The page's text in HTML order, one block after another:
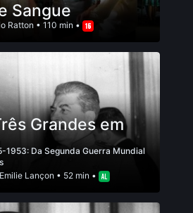
Sangue
Ratton • 110 min •
Grandes em
1953: Da Segunda Guerra Mundial
Emilie Lançon • 52 min •